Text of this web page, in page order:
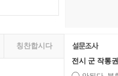
칭찬합시다
전시 군 작통